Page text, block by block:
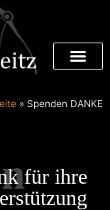
» Spenden DANKE
für ihre